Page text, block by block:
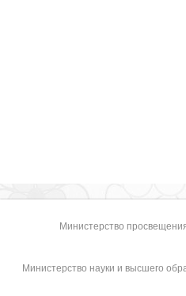
Министерство
Министерство науки и высшего